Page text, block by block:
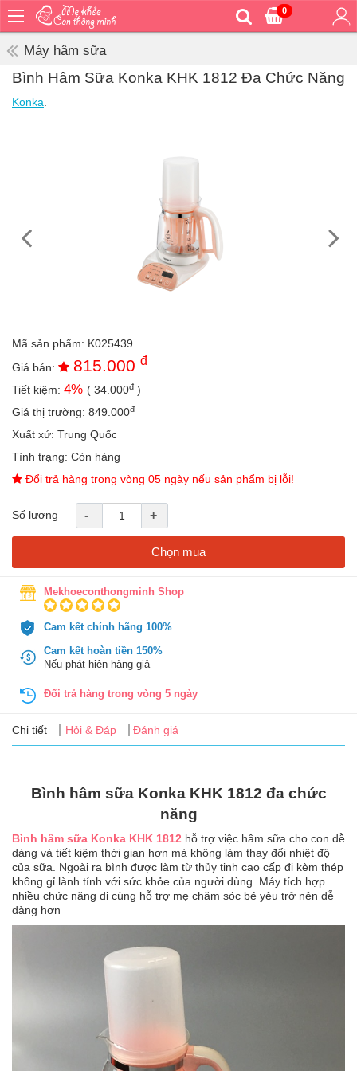
0
Bé
ăn
khỏe
an
Bé
Bé
mà
Dành
cho
cho
Đồ
dùng
trong
tức
Máy hâm sữa
Bình Hâm Sữa Konka KHK 1812 Đa Chức Năng
Konka
Mã sản phẩm: K025439
Giá bán:
815.000 đ
Tiết kiệm: 4% ( 34.000đ )
Giá thị trường: 849.000đ
Xuất xứ: Trung Quốc
Tình trạng: Còn hàng
Đổi trả hàng trong vòng 05 ngày nếu sản phẩm bị lỗi!
Số lượng - +
Chọn mua
Mekhoeconthongminh Shop
Cam kết chính hãng 100%
Cam kết hoàn tiền 150%
Nếu phát hiện hàng giả
Đổi trả hàng trong vòng 5 ngày
Chi tiết Hỏi & Đáp Đánh giá
Bình hâm sữa Konka KHK 1812 đa chức
năng
Bình hâm sữa Konka KHK 1812 hỗ trợ việc hâm sữa cho con dễ
dàng và tiết kiệm thời gian hơn mà không làm thay đổi nhiệt độ
của sữa. Ngoài ra bình được làm từ thủy tinh cao cấp đi kèm thép
không gỉ lành tính với sức khỏe của người dùng. Máy tích hợp
nhiều chức năng đi cùng hỗ trợ mẹ chăm sóc bé yêu trở nên dễ
dàng hơn